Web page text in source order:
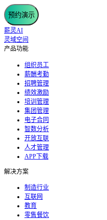
预约演示
薪灵AI
灵域空间
产品功能
组织员工
薪酬考勤
招聘管理
绩效激励
培训管理
集团管理
电子合同
智数分析
开放互联
人才管理
APP下载
解决方案
制造行业
互联网
教育
零售餐饮